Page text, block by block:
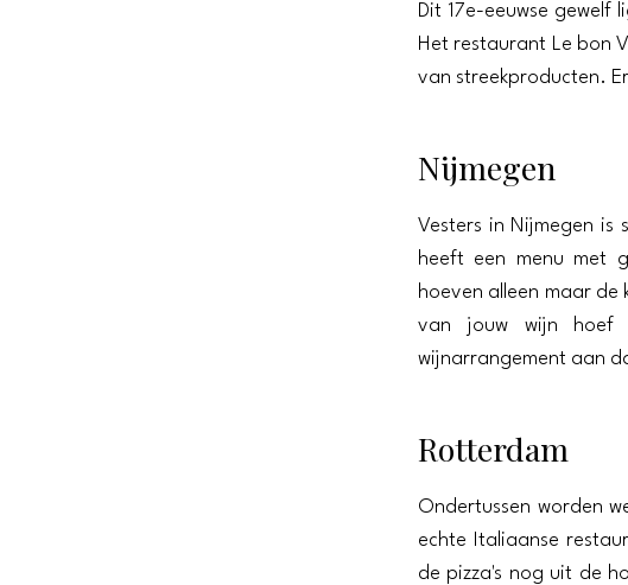
Dit 17e-eeuwse
Het restaurant Le bon
van streekproducten.
Nijmegen
Vesters in Nijmegen is
heeft een menu met
hoeven alleen maar de
van jouw wijn hoef
wijnarrangement aan
Rotterdam
Ondertussen worden
echte Italiaanse
de pizza's nog uit de